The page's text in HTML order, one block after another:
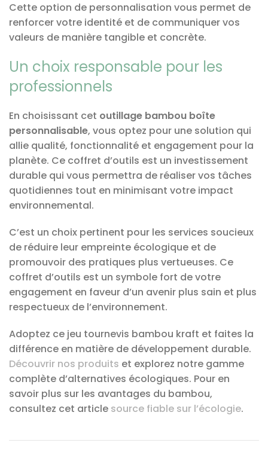
Cette option de personnalisation vous permet de
renforcer votre identité et de communiquer vos
valeurs de manière tangible et concrète.
Un choix responsable pour les
professionnels
En choisissant cet outillage bambou boîte
personnalisable, vous optez pour une solution qui
allie qualité, fonctionnalité et engagement pour la
planète. Ce coffret d’outils est un investissement
durable qui vous permettra de réaliser vos tâches
quotidiennes tout en minimisant votre impact
environnemental.
C’est un choix pertinent pour les services soucieux
de réduire leur empreinte écologique et de
promouvoir des pratiques plus vertueuses. Ce
coffret d’outils est un symbole fort de votre
engagement en faveur d’un avenir plus sain et plus
respectueux de l’environnement.
Adoptez ce jeu tournevis bambou kraft et faites la
différence en matière de développement durable.
Découvrir nos produits et explorez notre gamme
complète d’alternatives écologiques. Pour en
savoir plus sur les avantages du bambou,
consultez cet article source fiable sur l’écologie.